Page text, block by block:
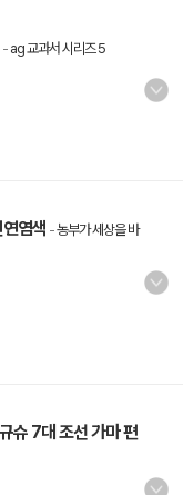
- ag 교과서 시리즈 5
염색 -농부가 세상을 바
슈 7대 조선 가마 편